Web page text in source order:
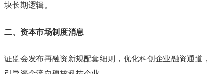
块长期逻辑。
二、资本市场制度消息
证监会发布再融资新规配套细则，优化科创企业融资通道，